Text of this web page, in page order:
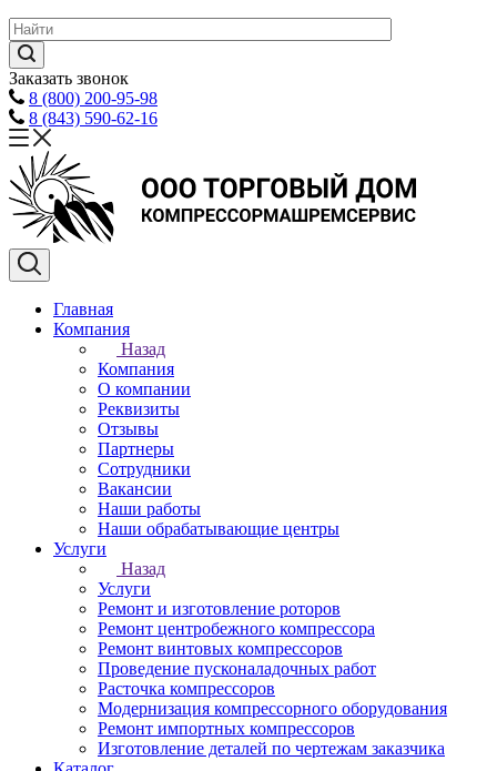
Заказать звонок
8 (800) 200-95-98
8 (843) 590-62-16
Главная
Компания
Назад
Компания
О компании
Реквизиты
Отзывы
Партнеры
Сотрудники
Вакансии
Наши работы
Наши обрабатывающие центры
Услуги
Назад
Услуги
Ремонт и изготовление роторов
Ремонт центробежного компрессора
Ремонт винтовых компрессоров
Проведение пусконаладочных работ
Расточка компрессоров
Модернизация компрессорного оборудования
Ремонт импортных компрессоров
Изготовление деталей по чертежам заказчика